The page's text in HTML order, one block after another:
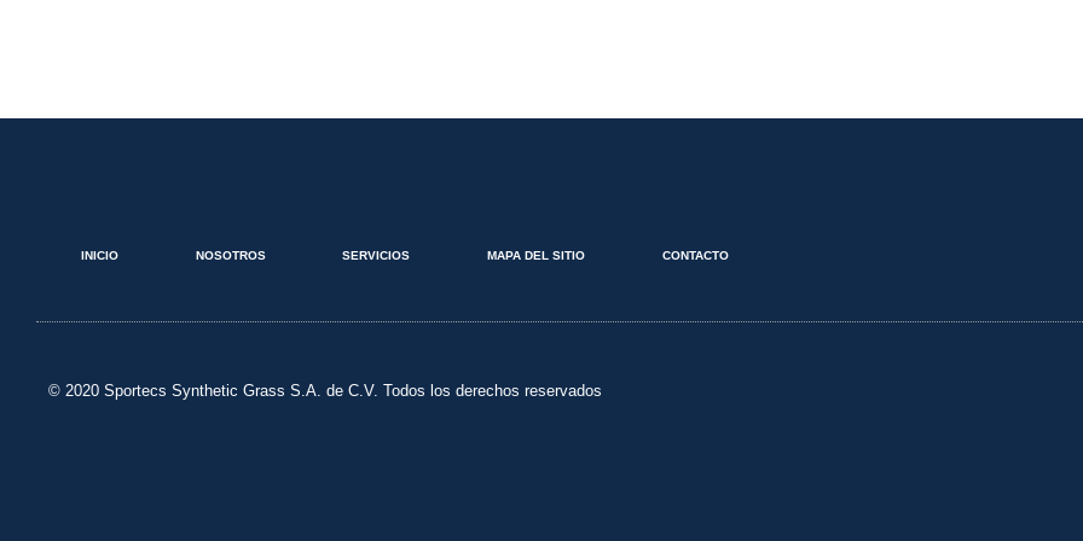
INICIO NOSOTROS SERVICIOS MAPA DEL SITIO CONTACTO
© 2020 Sportecs Synthetic Grass S.A. de C.V. Todos los derechos reservados